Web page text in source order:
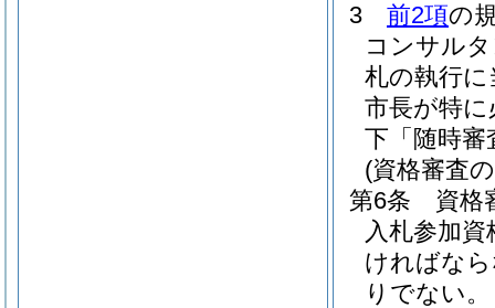
3
前2項の
コンサル
札の執行
市長が特
下「随時審
(資格審査
第6条
資格
入札参加
ければな
りでない。